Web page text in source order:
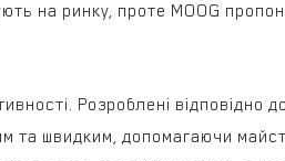
на ринку, проте MOOG
Розроблені відповідно
та швидким, допомагаючи